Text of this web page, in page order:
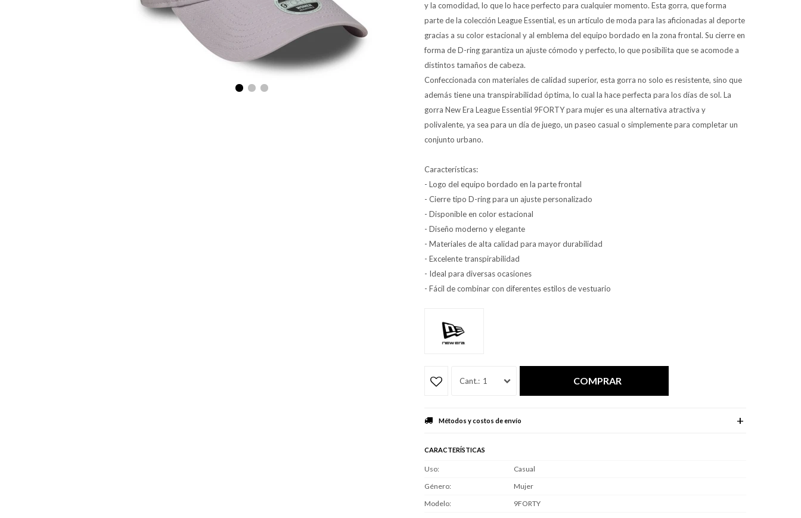
y la comodidad, lo que lo hace perfecto para cualquier momento. Esta gorra, que forma
parte de la colección League Essential, es un artículo de moda para las aficionadas al deporte
gracias a su color estacional y al emblema del equipo bordado en la zona frontal. Su cierre en
forma de D-ring garantiza un ajuste cómodo y perfecto, lo que posibilita que se acomode a
distintos tamaños de cabeza.
Confeccionada con materiales de calidad superior, esta gorra no solo es resistente, sino que
además tiene una transpirabilidad óptima, lo cual la hace perfecta para los días de sol. La
gorra New Era League Essential 9FORTY para mujer es una alternativa atractiva y
polivalente, ya sea para un día de juego, un paseo casual o simplemente para completar un
conjunto urbano.
Características:
- Logo del equipo bordado en la parte frontal
- Cierre tipo D-ring para un ajuste personalizado
- Disponible en color estacional
- Diseño moderno y elegante
- Materiales de alta calidad para mayor durabilidad
- Excelente transpirabilidad
- Ideal para diversas ocasiones
- Fácil de combinar con diferentes estilos de vestuario
1 COMPRAR
Métodos y costos de envío
CARACTERÍSTICAS
Uso
Casual
Género
Mujer
Modelo
9FORTY